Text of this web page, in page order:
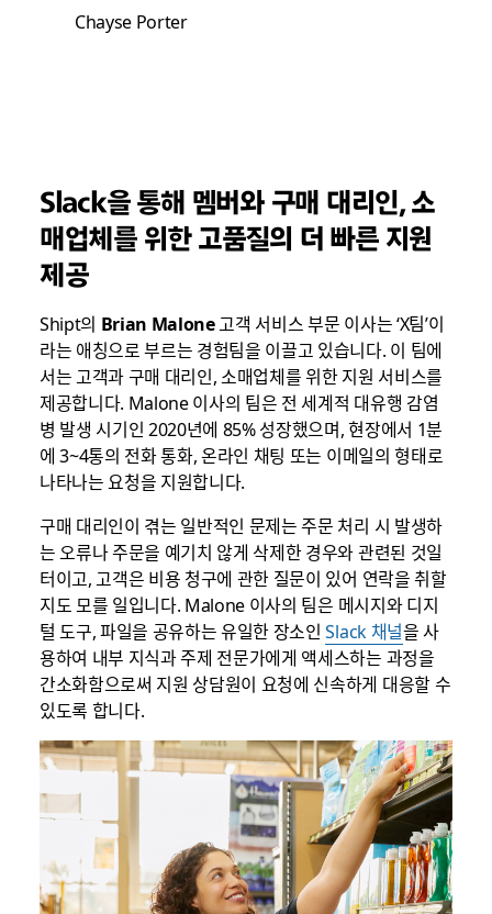
Chayse Porter
Slack을 통해 멤버와 구매 대리인, 소
매업체를 위한 고품질의 더 빠른 지원
제공
Shipt의 Brian Malone고객 서비스 부문 이사는 ‘X팀’이
라는 애칭으로 부르는 경험팀을 이끌고 있습니다. 이 팀에
서는 고객과 구매 대리인, 소매업체를 위한 지원 서비스를
제공합니다. Malone 이사의 팀은 전 세계적 대유행 감염
병 발생 시기인 2020년에 85% 성장했으며, 현장에서 1분
에 3~4통의 전화 통화, 온라인 채팅 또는 이메일의 형태로
나타나는 요청을 지원합니다.
구매 대리인이 겪는 일반적인 문제는 주문 처리 시 발생하
는 오류나 주문을 예기치 않게 삭제한 경우와 관련된 것일
터이고, 고객은 비용 청구에 관한 질문이 있어 연락을 취할
지도 모를 일입니다. Malone 이사의 팀은 메시지와 디지
털 도구, 파일을 공유하는 유일한 장소인Slack 채널을 사
용하여 내부 지식과 주제 전문가에게 액세스하는 과정을
간소화함으로써 지원 상담원이 요청에 신속하게 대응할 수
있도록 합니다.